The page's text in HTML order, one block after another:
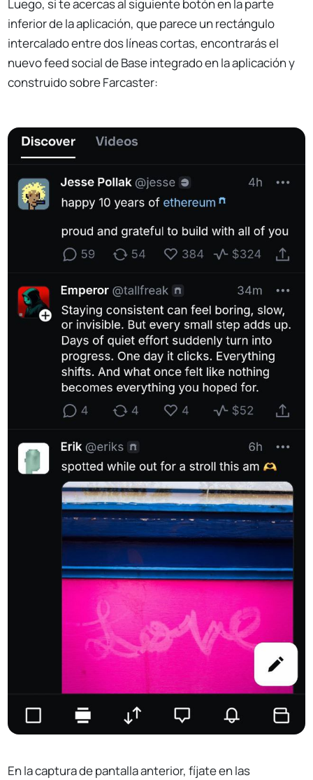
Luego, si te acercas al siguiente botón en la parte
inferior de la aplicación, que parece un rectángulo
intercalado entre dos líneas cortas, encontrarás el
nuevo feed social de Base integrado en la aplicación y
construido sobre Farcaster:
En la captura de pantalla anterior, fíjate en las